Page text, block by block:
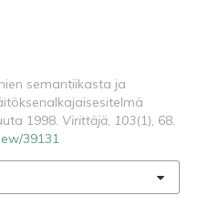
semantiikasta ja
1998. Virittäjä, 103(1), 68.
39131